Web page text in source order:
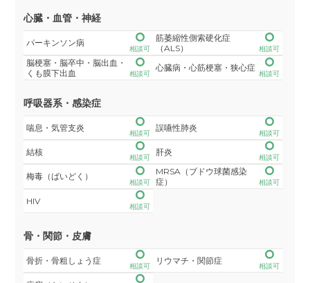
心臓・血管・神経
パーキンソン病
相談可
筋萎縮性側索硬化症
（ALS）
相談可
脳梗塞・脳卒中・脳出血・
くも膜下出血
相談可
心臓病・心筋梗塞・狭心症
相談可
呼吸器系・感染症
喘息・気管支炎
相談可
誤嚥性肺炎
相談可
結核
相談可
肝炎
相談可
梅毒（ばいどく）
相談可
MRSA（ブドウ球菌感染
症）
相談可
HIV
相談可
骨・関節・皮膚
骨折・骨粗しょう症
相談可
リウマチ・関節症
相談可